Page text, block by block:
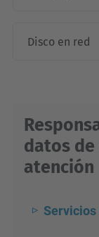
Disco en red
datos
atención